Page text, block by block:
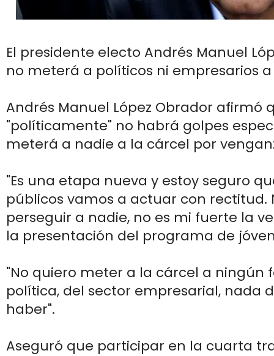
El presidente electo Andrés Manuel
no meterá a políticos ni empresarios
Andrés Manuel López Obrador afirmó
"políticamente" no habrá golpes
meterá a nadie a la cárcel por
"Es una etapa nueva y estoy seguro
públicos vamos a actuar con rectitud.
perseguir a nadie, no es mi fuerte la
la presentación del programa de
"No quiero meter a la cárcel a ningún
política, del sector empresarial, nada
haber".
Aseguró que participar en la cuarta